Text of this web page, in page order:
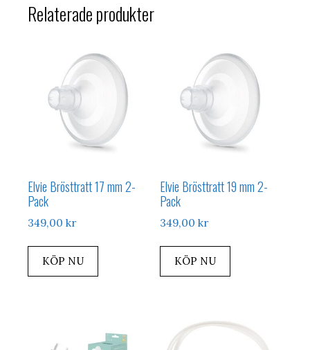
Relaterade produkter
Elvie Brösttratt 17 mm 2-
Pack
349,00 kr
KÖP NU
Elvie Brösttratt 19 mm 2-
Pack
349,00kr
KÖP NU